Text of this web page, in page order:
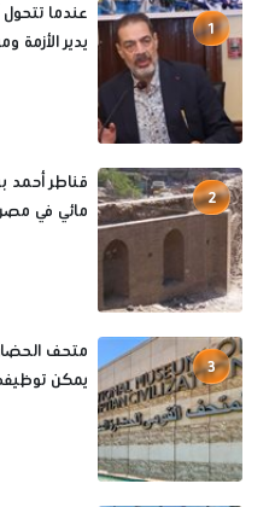
1
عندما
يدير
2
قناطر أحمد
مائي في مصر
3
متحف
يمكن